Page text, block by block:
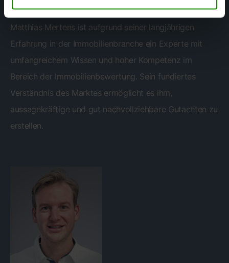
Matthias Mertens ist aufgrund seiner langjährigen
Erfahrung in der Immobilienbranche ein Experte mit
umfangreichem Wissen und hoher Kompetenz im
Bereich der Immobilienbewertung. Sein fundiertes
Verständnis des Marktes ermöglicht es ihm,
aussagekräftige und gut nachvollziehbare Gutachten zu
erstellen.